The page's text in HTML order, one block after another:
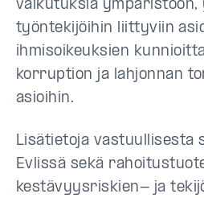
vaikutuksia ympäristöön,
työntekijöihin liittyviin
ihmisoikeuksien
korruption ja lahjonnan
asioihin.
Lisätietoja vastuullisesta
Evlissä sekä
kestävyysriskien- ja